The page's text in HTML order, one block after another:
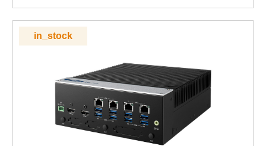
顯示介面：支援獨立三顯，包含 VGA 與 HDMI
I/O 擴充性：提供 4 個 GbE 網路埠、8 組 USB、6 組
COM 埠，以及 16-bit DIO，滿足多樣工控需求
作業系統相容性：支援 Windows 10 IoT /Windows 11
in_stock